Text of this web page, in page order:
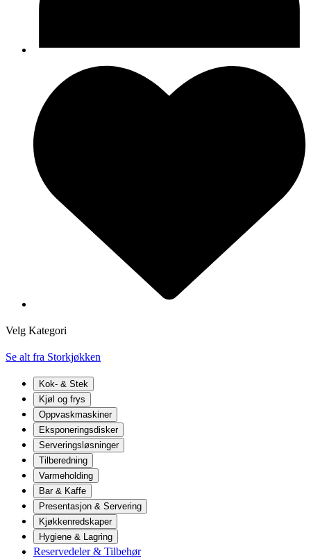
Velg Kategori
Se alt fra Storkjøkken
Kok- & Stek
Kjøl og frys
Oppvaskmaskiner
Eksponeringsdisker
Serveringsløsninger
Tilberedning
Varmeholding
Bar & Kaffe
Presentasjon & Servering
Kjøkkenredskaper
Hygiene & Lagring
Reservedeler & Tilbehør